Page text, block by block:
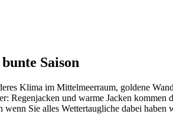
Saison
Klima im Mittelmeerraum, goldene
Regenjacken und warme Jacken
Sie alles Wettertaugliche dabei haben